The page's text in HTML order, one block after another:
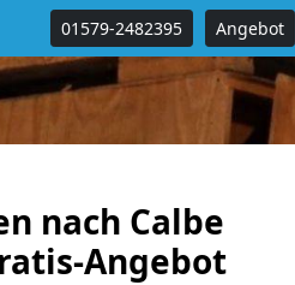
01579-2482395 Angebot
nach Calbe
Angebot